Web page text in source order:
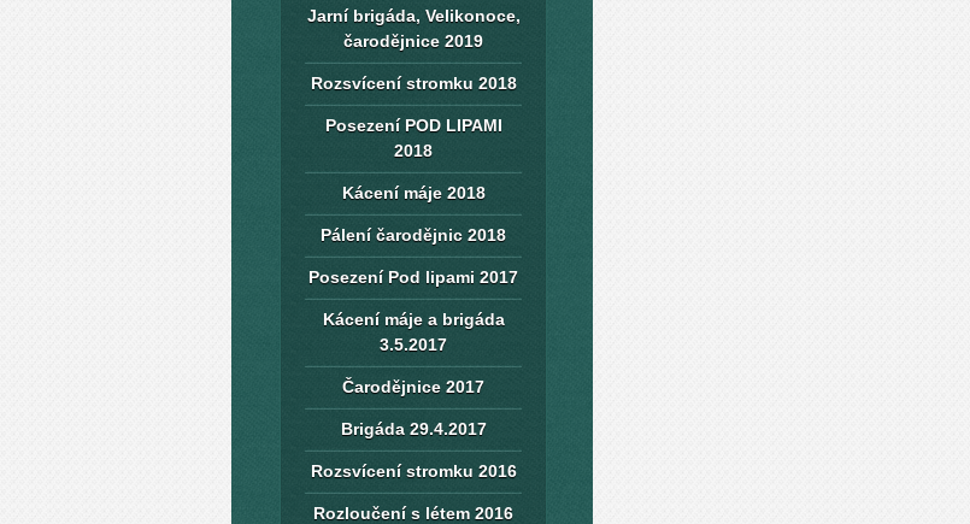
Jarní brigáda, Velikonoce,
čarodějnice 2019
Rozsvícení stromku 2018
Posezení POD LIPAMI
2018
Kácení máje 2018
Pálení čarodějnic 2018
Posezení Pod lipami 2017
Kácení máje a brigáda
3.5.2017
Čarodějnice 2017
Brigáda 29.4.2017
Rozsvícení stromku 2016
Rozloučení s létem 2016